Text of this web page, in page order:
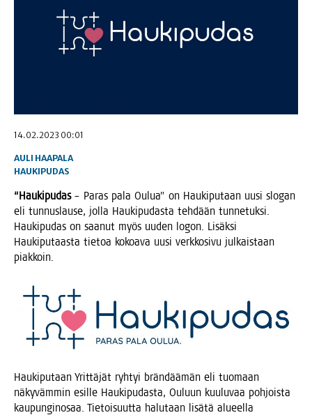
14.02.2023 00:01
AULI HAAPALA
HAUKIPUDAS
“Hau­ki­pu­das– Paras pala Oulua” on Hau­ki­pu­taan uusi slo­gan
eli tun­nus­lause, jol­la Hau­ki­pu­das­ta teh­dään tun­ne­tuk­si.
Hau­ki­pu­das on saa­nut myös uuden logon. Lisäk­si
Hau­ki­pu­taas­ta tie­toa kokoa­va uusi verk­ko­si­vu jul­kais­taan
piakkoin.
Hau­ki­pu­taan Yrit­tä­jät ryh­tyi brän­dää­män eli tuo­maan
näky­väm­min esil­le Hau­ki­pu­das­ta, Ouluun kuu­lu­vaa poh­jois­ta
kau­pun­gin­osaa. Tie­toi­suut­ta halu­taan lisä­tä alu­eel­la